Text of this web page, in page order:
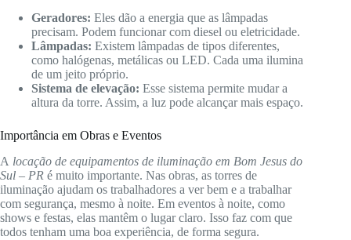
Geradores: Eles dão a energia que as lâmpadas
precisam. Podem funcionar com diesel ou eletricidade.
Lâmpadas: Existem lâmpadas de tipos diferentes,
como halógenas, metálicas ou LED. Cada uma ilumina
de um jeito próprio.
Sistema de elevação: Esse sistema permite mudar a
altura da torre. Assim, a luz pode alcançar mais espaço.
Importância em Obras e Eventos
A locação de equipamentos de iluminação em Bom Jesus do
Sul – PR é muito importante. Nas obras, as torres de
iluminação ajudam os trabalhadores a ver bem e a trabalhar
com segurança, mesmo à noite. Em eventos à noite, como
shows e festas, elas mantêm o lugar claro. Isso faz com que
todos tenham uma boa experiência, de forma segura.